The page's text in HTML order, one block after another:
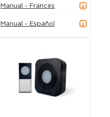
Manual - Francés
Manual - Español